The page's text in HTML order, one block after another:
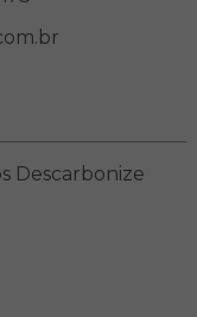
Descarbonize